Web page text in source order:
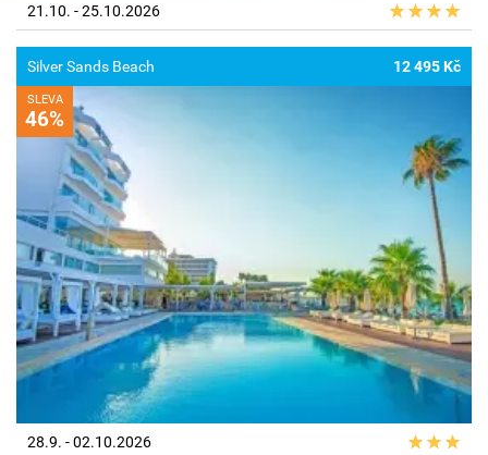
21.10. - 25.10.2026
Silver Sands Beach 12 495 Kč
SLEVA
46%
28.9. - 02.10.2026